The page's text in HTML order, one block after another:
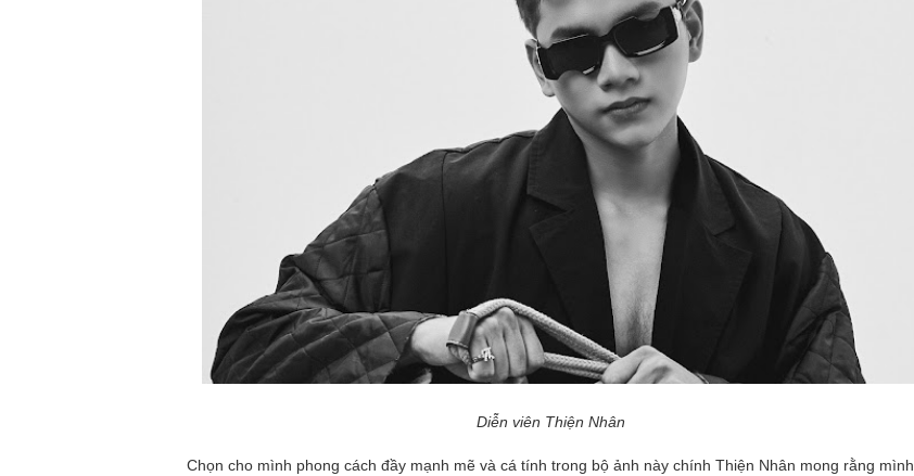
Diễn viên Thiện Nhân
Chọn cho mình phong cách đầy mạnh mẽ và cá tính trong bộ ảnh này chính Thiện Nhân mong rằng mình